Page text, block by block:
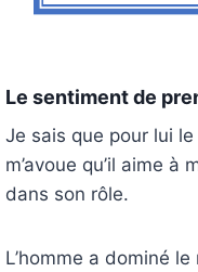
Le sentiment de
Je sais que pour lui
m’avoue qu’il aime
dans son rôle.
L’homme a dominé